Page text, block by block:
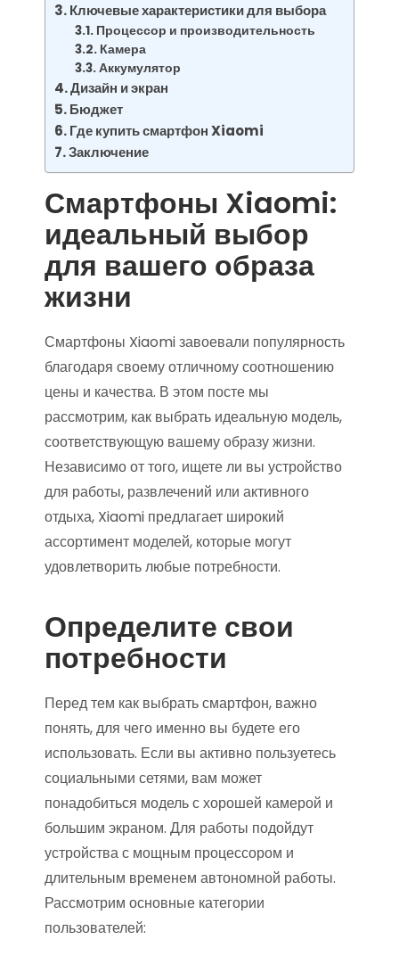
Ключевые характеристики для выбора
Процессор и производительность
Камера
Аккумулятор
Дизайн и экран
Бюджет
Где купить смартфон Xiaomi
Заключение
Смартфоны Xiaomi:
идеальный выбор
для вашего образа
жизни
Смартфоны Xiaomi завоевали популярность
благодаря своему отличному соотношению
цены и качества. В этом посте мы
рассмотрим, как выбрать идеальную модель,
соответствующую вашему образу жизни.
Независимо от того, ищете ли вы устройство
для работы, развлечений или активного
отдыха, Xiaomi предлагает широкий
ассортимент моделей, которые могут
удовлетворить любые потребности.
Определите свои
потребности
Перед тем как выбрать смартфон, важно
понять, для чего именно вы будете его
использовать. Если вы активно пользуетесь
социальными сетями, вам может
понадобиться модель с хорошей камерой и
большим экраном. Для работы подойдут
устройства с мощным процессором и
длительным временем автономной работы.
Рассмотрим основные категории
пользователей: